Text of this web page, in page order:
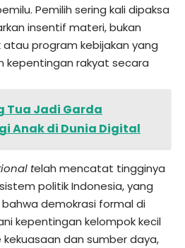
Pemilih sering kali dipaksa
insentif materi, bukan
atau program kebijakan yang
kepentingan rakyat secara
Tua Jadi Garda
Anak di Dunia Digital
telah mencatat tingginya
politik Indonesia, yang
demokrasi formal di
kepentingan kelompok kecil
kekuasaan dan sumber daya,